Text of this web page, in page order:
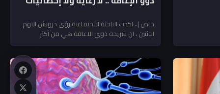
خاص |.. اكدت الباحثة الاجتماعية رؤى درويش اليوم
الاثنين ، ان شريحة ذوي الاعاقة هي من أكثر